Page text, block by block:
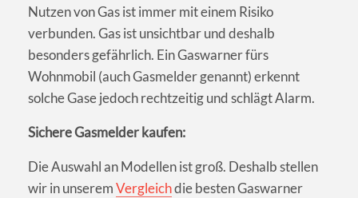
Nutzen von Gas ist immer mit einem Risiko
verbunden. Gas ist unsichtbar und deshalb
besonders gefährlich. Ein Gaswarner fürs
Wohnmobil (auch Gasmelder genannt) erkennt
solche Gase jedoch rechtzeitig und schlägt Alarm.
Sichere Gasmelder kaufen:
Die Auswahl an Modellen ist groß. Deshalb stellen
wir in unseremVergleichdie besten Gaswarner